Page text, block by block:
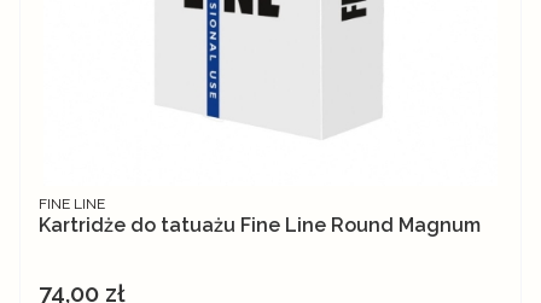
Kartridże do tatuażu Fine Line Round Magnum
PRODUCENT
FINE LINE
Cena
74,00 zł